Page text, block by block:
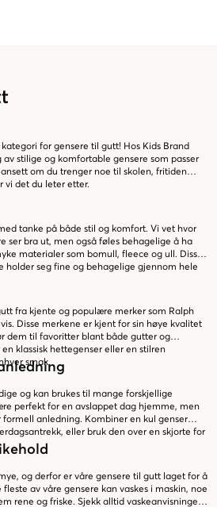
for gensere til gutt! Hos Kids Brand
stilige og komfortable gensere som passer
om du trenger noe til skolen, fritiden
vi det du leter etter.
tanke på både stil og komfort. Vi vet hvor
ser bra ut, men også føles behagelige å ha
materialer som bomull, fleece og ull. Disse
holder seg fine og behagelige gjennom hele
fra kjente og populære merker som Ralph
Disse merkene er kjent for sin høye kvalitet
dem til favoritter blant både gutter og
klassisk hettegenser eller en stilren
smak.
og kan brukes til mange forskjellige
perfekt for en avslappet dag hjemme, men
formell anledning. Kombiner en kul genser
eller bruk den over en skjorte for
og derfor er våre gensere til gutt laget for å
av våre gensere kan vaskes i maskin, noe
rene og friske. Sjekk alltid vaskeanvisningen